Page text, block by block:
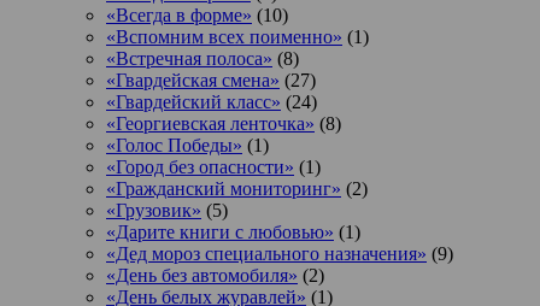
«Всегда в форме» (10)
«Вспомним всех поименно» (1)
«Встречная полоса» (8)
«Гвардейская смена» (27)
«Гвардейский класс» (24)
«Георгиевская ленточка» (8)
«Голос Победы» (1)
«Город без опасности» (1)
«Гражданский мониторинг» (2)
«Грузовик» (5)
«Дарите книги с любовью» (1)
«Дед мороз специального назначения» (9)
«День без автомобиля» (2)
«День белых журавлей» (1)